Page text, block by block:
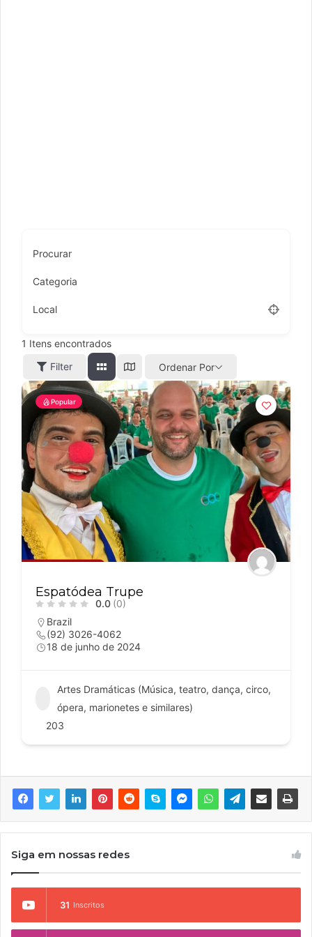
Procurar
Categoria
Local
1 Itens encontrados
Filter
Ordenar Por
Popular
Espatódea Trupe
0.0 (0)
Brazil
(92) 3026-4062
18 de junho de 2024
Artes Dramáticas (Música, teatro, dança, circo,
ópera, marionetes e similares)
203
Siga em nossas redes
31 Inscritos